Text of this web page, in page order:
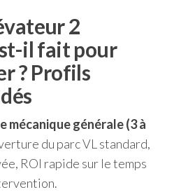
2
il fait pour
? Profils
mécanique générale (3 à
du parc VL standard,
ROI rapide sur le temps